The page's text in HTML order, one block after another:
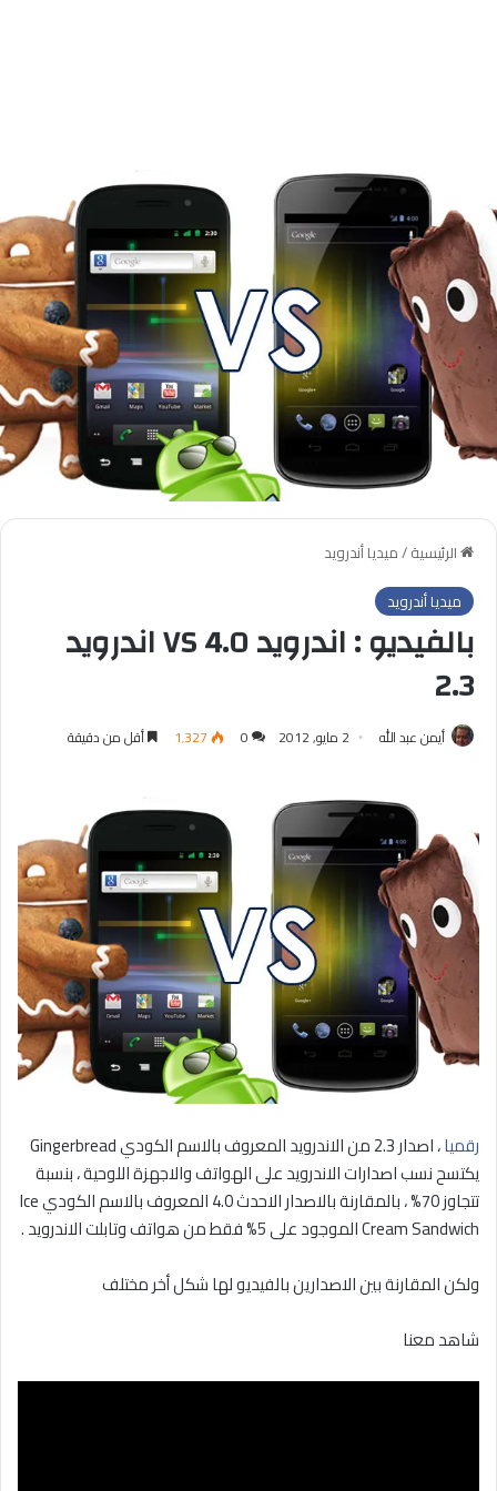
الرئيسية/ميديا أندرويد
ميديا أندرويد
بالفيديو : اندرويد 4.0 VS اندرويد
2.3
أيمن عبد الله 2 مايو, 2012 0 1٬327 أقل من دقيقة
رقميا
، اصدار 2.3 من الاندرويد المعروف بالاسم الكودي Gingerbread
يكتسح نسب اصدارات الاندرويد على الهواتف والاجهزة اللوحية ، بنسبة
تتجاوز 70% ، بالمقارنة بالاصدار الاحدث 4.0 المعروف بالاسم الكودي Ice
Cream Sandwich الموجود على 5% فقط من هواتف وتابلت الاندرويد .
ولكن المقارنة بين الاصدارين بالفيديو لها شكل أخر مختلف
شاهد معنا